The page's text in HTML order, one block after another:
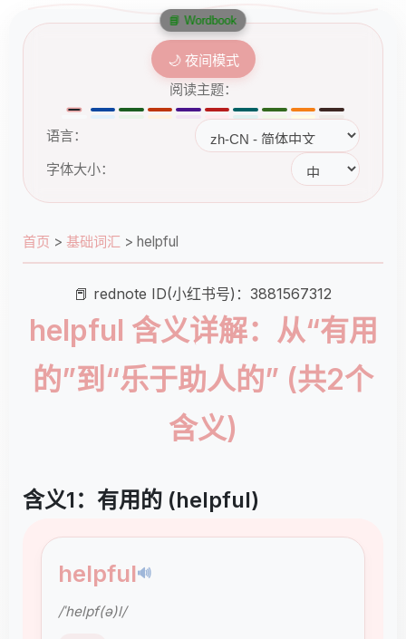
🌙 夜间模式
阅读主题：
语言：
字体大小：
首页 > 基础词汇 > helpful
📕 rednote ID(小红书号)：3881567312
helpful 含义详解：从“有用
的”到“乐于助人的” (共2个
含义)
含义1：有用的 (helpful)
helpful🔊
/ˈhelpf(ə)l/
📘 Wordbook